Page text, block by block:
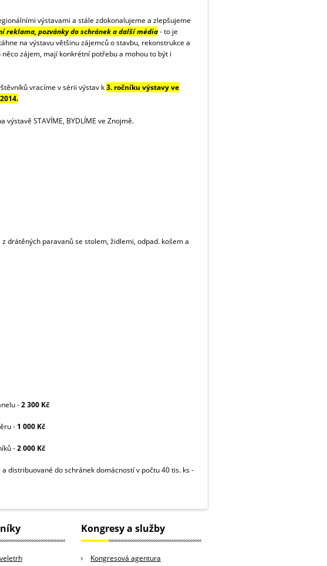
výstavami a stále zdokonalujeme a zlepšujeme
reklama, pozvánky do schránek a další média- to je
na výstavu většinu zájemců o stavbu, rekonstrukce a
zájem, mají konkrétní potřebu a mohou to být i
vracíme v sérii výstav k3. ročníku výstavy ve
STAVÍME, BYDLÍME ve Znojmě.
drátěných paravanů se stolem, židlemi, odpad. košem a
-2 300 Kč
- 1 000 Kč
-2 000 Kč
distribuované do schránek domácností v počtu 40 tis. ks -
Kongresy a služby
Kongresová agentura